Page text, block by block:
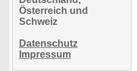
Österreich und
Schweiz
Datenschutz
Impressum